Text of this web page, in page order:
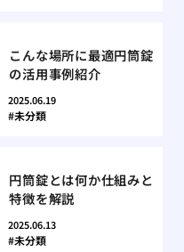
こんな場所に最適円筒錠
の活用事例紹介
2025.06.19
未分類
円筒錠とは何か仕組みと
特徴を解説
2025.06.13
未分類